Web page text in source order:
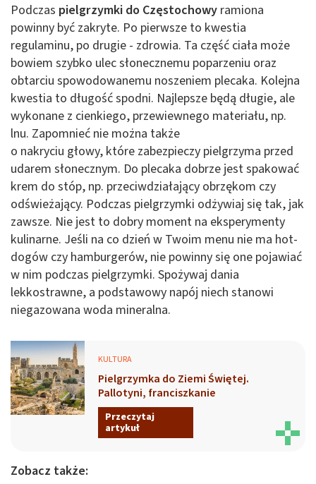
Podczas pielgrzymki do Częstochowy ramiona
powinny być zakryte. Po pierwsze to kwestia
regulaminu, po drugie - zdrowia. Ta część ciała może
bowiem szybko ulec słonecznemu poparzeniu oraz
obtarciu spowodowanemu noszeniem plecaka. Kolejna
kwestia to długość spodni. Najlepsze będą długie, ale
wykonane z cienkiego, przewiewnego materiału, np.
lnu. Zapomnieć nie można także
o nakryciu głowy, które zabezpieczy pielgrzyma przed
udarem słonecznym. Do plecaka dobrze jest spakować
krem do stóp, np. przeciwdziałający obrzękom czy
odświeżający. Podczas pielgrzymki odżywiaj się tak, jak
zawsze. Nie jest to dobry moment na eksperymenty
kulinarne. Jeśli na co dzień w Twoim menu nie ma hot-
dogów czy hamburgerów, nie powinny się one pojawiać
w nim podczas pielgrzymki. Spożywaj dania
lekkostrawne, a podstawowy napój niech stanowi
niegazowana woda mineralna.
KULTURA
Pielgrzymka do Ziemi Świętej.
Pallotyni, franciszkanie
Przeczytaj
artykuł
Zobacz także: